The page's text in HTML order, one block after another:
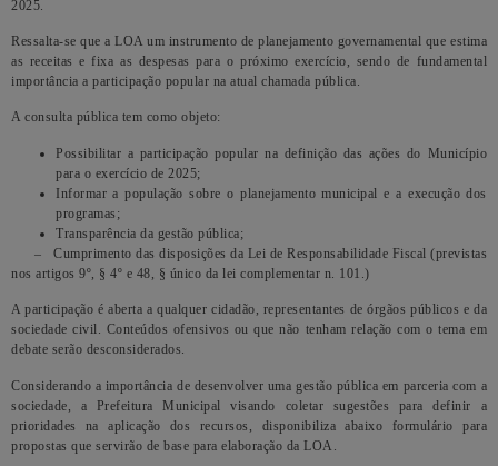
2025.
Ressalta-se que a LOA um instrumento de planejamento governamental que estima
as receitas e fixa as despesas para o próximo exercício, sendo de fundamental
importância a participação popular na atual chamada pública.
A consulta pública tem como objeto:
Possibilitar a participação popular na definição das ações do Município
para o exercício de 2025;
Informar a população sobre o planejamento municipal e a execução dos
programas;
Transparência da gestão pública;
– Cumprimento das disposições da Lei de Responsabilidade Fiscal (previstas
nos artigos 9º, § 4º e 48, § único da lei complementar n. 101.)
A participação é aberta a qualquer cidadão, representantes de órgãos públicos e da
sociedade civil. Conteúdos ofensivos ou que não tenham relação com o tema em
debate serão desconsiderados.
Considerando a importância de desenvolver uma gestão pública em parceria com a
sociedade, a Prefeitura Municipal visando coletar sugestões para definir a
prioridades na aplicação dos recursos, disponibiliza abaixo formulário para
propostas que servirão de base para elaboração da LOA.